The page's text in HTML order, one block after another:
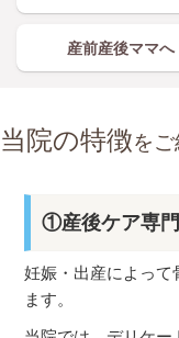
産前産後ママへ
当院の特徴を
①産後ケア専
妊娠・出産によって
ます。